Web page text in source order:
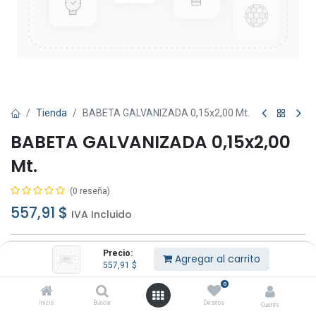
Precio:
557,91 $ Agregar al carrito
Inicio Buscar
0
Deseos Cuenta
Tienda BABETA GALVANIZADA 0,15x2,00 Mt.
BABETA GALVANIZADA 0,15x2,00
Mt.
(0 reseña)
557,91 $ IVA Incluido
Agregar al carrito Comprar ahora